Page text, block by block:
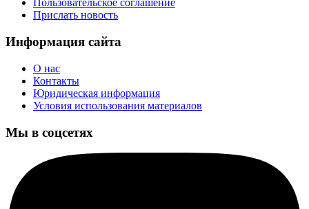
Пользовательское соглашение
Прислать новость
Информация сайта
О нас
Контакты
Юридическая информация
Условия использования материалов
Мы в соцсетях